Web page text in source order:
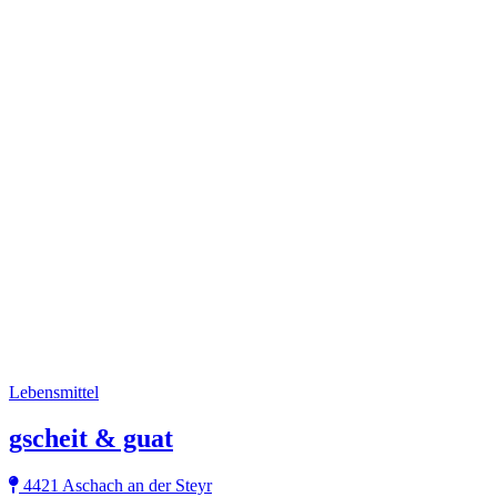
Lebensmittel
gscheit & guat
4421 Aschach an der Steyr